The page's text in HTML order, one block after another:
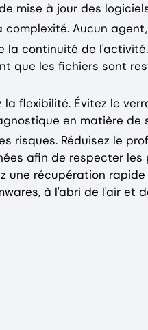
mise à jour des
complexité. Aucun
la continuité de
que les fichiers sont
la flexibilité. Évitez le
en matière
risques. Réduisez le
afin de respecter
une récupération
à l'abri de l'air et